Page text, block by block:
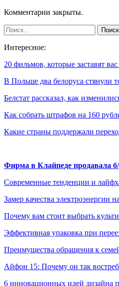
Комментарии закрыты.
Интересное:
20 фильмов, которые заставят вас
В Польше два белоруса стянули
Белстат рассказал, как
Как собрать штрафов на 160
Какие страны поддержали
Фирма в Клайпеде продавала
Современные тенденции и
Замер качества электроэнергии
Почему вам стоит выбрать
Эффективная упаковка при
Преимущества обращения к
Айфон 15: Почему он так
6 инновационных идей дизайна